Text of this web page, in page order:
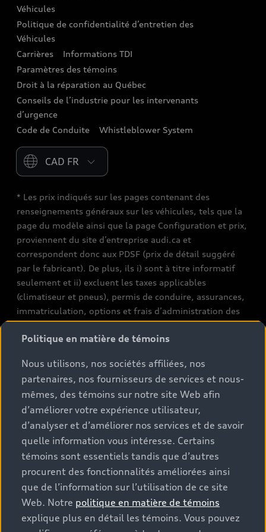
Centres de carrosserie Audi
Garanties Audi et couverture
Véhicules
Politique de confidentialité d’entretien des
Véhicules
Carrières
Informations TDI
Paramètres des témoins
Droit à la réparation au Québec
Conseils de l’industrie pour les intervenants
d’urgence
Code de Conduite
Whistleblower System
Please select country
* Les prix indiqués sur les pages contenant des
renseignements généraux sur les véhicules, tels que la
page du modèle ainsi que la page Configuration et prix,
proviennent du site d’entreprise audi.ca et
correspondent donc aux PDSF (prix de détail suggéré
par le fabricant). De plus, ils i) sont à titre informatif
seulement et ii) excluent les taxes applicables
(climatiseur et pneus), permis de conduire, assurances,
immatriculation, options et frais d’administration des
concessionnaires. Les conditions et prix de vente réels
sont fixés par les concessionnaires. Les prix indiqués sur
d’occasion sont des prix de vente, tels que fixés par les
concessionnaires, et incluent les frais applicables tels
que les frais de transport et d’inspection de
prélivraison, les taxes environnementales (pour les
véhicules neufs) et les frais d’administration des
concessionnaires, mais n’incluent pas les taxes de
vente. Veuillez noter que les prix indiqués sur la page «
Estimation des paiements » correspondent aux PDSF
figurant sur la page « Configuration et prix » (à titre
informatif) et aux prix de vente figurant sur les pages
de recherche des stocks de véhicules neufs ou
d’occasion (prix de vente réels). Sur les pages de
Politique en matière de témoins
Nous utilisons, nos sociétés affiliées, nos
partenaires, nos fournisseurs de services et nous-
mêmes, des témoins sur notre site Web afin
d’améliorer votre expérience utilisateur,
d’analyser et d’améliorer nos services et de savoir
quelle information vous intéresse. Certains
témoins sont essentiels tandis que d’autres
procurent des fonctionnalités améliorées ainsi
que de l’information sur l’utilisation de ce site
Web. Notre politique en matière de témoins
explique plus en détail les témoins. Vous pouvez